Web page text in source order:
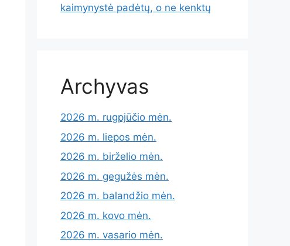
kaimynystė padėtų, o ne kenktų
Archyvas
2026 m. rugpjūčio mėn.
2026 m. liepos mėn.
2026 m. birželio mėn.
2026 m. gegužės mėn.
2026 m. balandžio mėn.
2026 m. kovo mėn.
2026 m. vasario mėn.